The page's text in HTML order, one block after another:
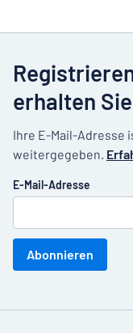
erhalten
Ihre E-Mail-Adresse
weitergegeben.
E-Mail-Adresse
Abonnieren